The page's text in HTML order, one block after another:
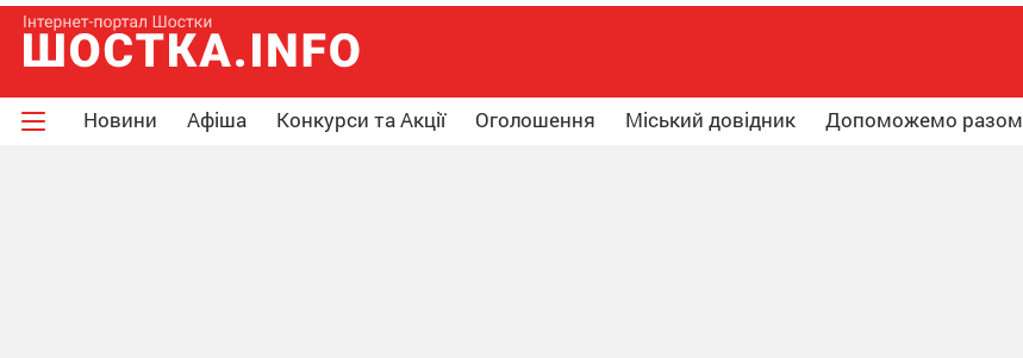
Новини Афіша Конкурси та Акції Оголошення Міський довідник Допоможемо разом